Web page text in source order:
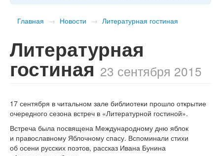
Главная → Новости → Литературная гостиная
Литературная
гостиная23 сентября 2015
17 сентября в читальном зале библиотеки прошло открытие
очередного сезона встреч в «Литературной гостиной».
Встреча была посвящена Международному дню яблок
и православному Яблочному спасу. Вспоминали стихи
об осени русских поэтов, рассказ Ивана Бунина